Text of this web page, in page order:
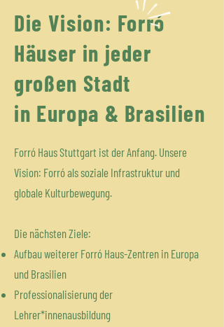
Die Vision: Forró
Häuser in jeder
großen Stadt
in Europa & Brasilien
Forró Haus Stuttgart ist der Anfang. Unsere
Vision: Forró als soziale Infrastruktur und
globale Kulturbewegung.
Die nächsten Ziele:
Aufbau weiterer Forró Haus-Zentren in Europa
und Brasilien
Professionalisierung der
Lehrer*innenausbildung